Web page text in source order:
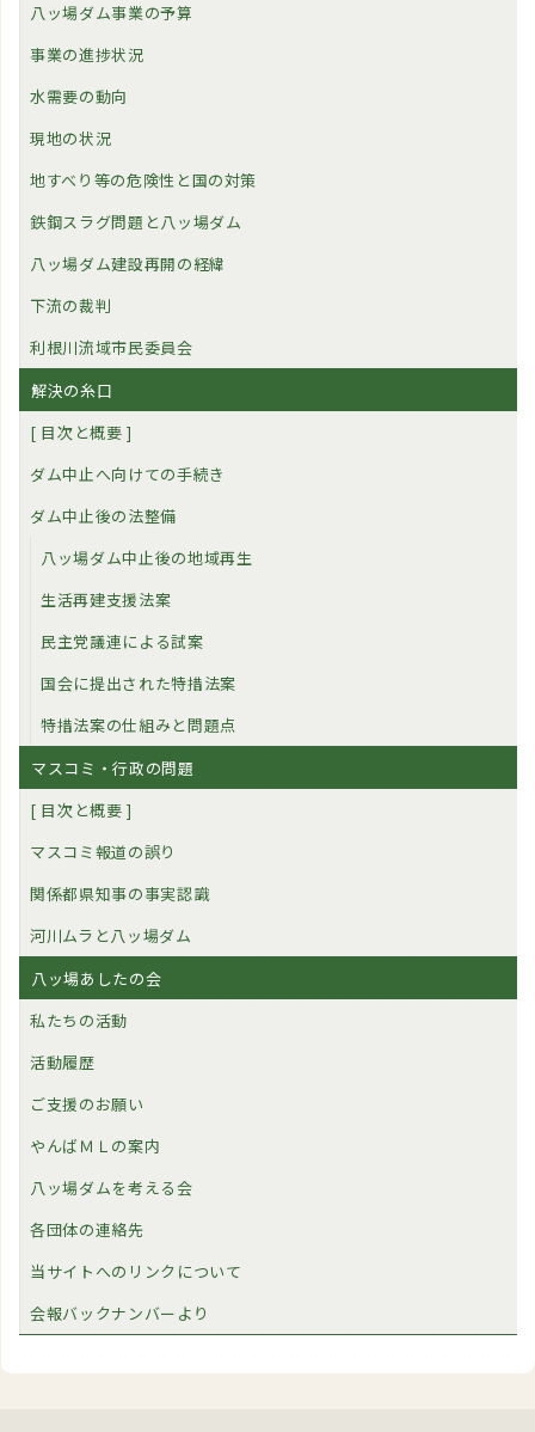
八ッ場ダム事業の予算
事業の進捗状況
水需要の動向
現地の状況
地すべり等の危険性と国の対策
鉄鋼スラグ問題と八ッ場ダム
八ッ場ダム建設再開の経緯
下流の裁判
利根川流域市民委員会
解決の糸口
[ 目次と概要 ]
ダム中止へ向けての手続き
ダム中止後の法整備
八ッ場ダム中止後の地域再生
生活再建支援法案
民主党議連による試案
国会に提出された特措法案
特措法案の仕組みと問題点
マスコミ・行政の問題
[ 目次と概要 ]
マスコミ報道の誤り
関係都県知事の事実認識
河川ムラと八ッ場ダム
八ッ場あしたの会
私たちの活動
活動履歴
ご支援のお願い
やんばＭＬの案内
八ッ場ダムを考える会
各団体の連絡先
当サイトへのリンクについて
会報バックナンバーより